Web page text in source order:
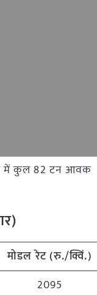
में कुल 82 टन आवक
मोडल रेट(रु./क्विं.)
2095